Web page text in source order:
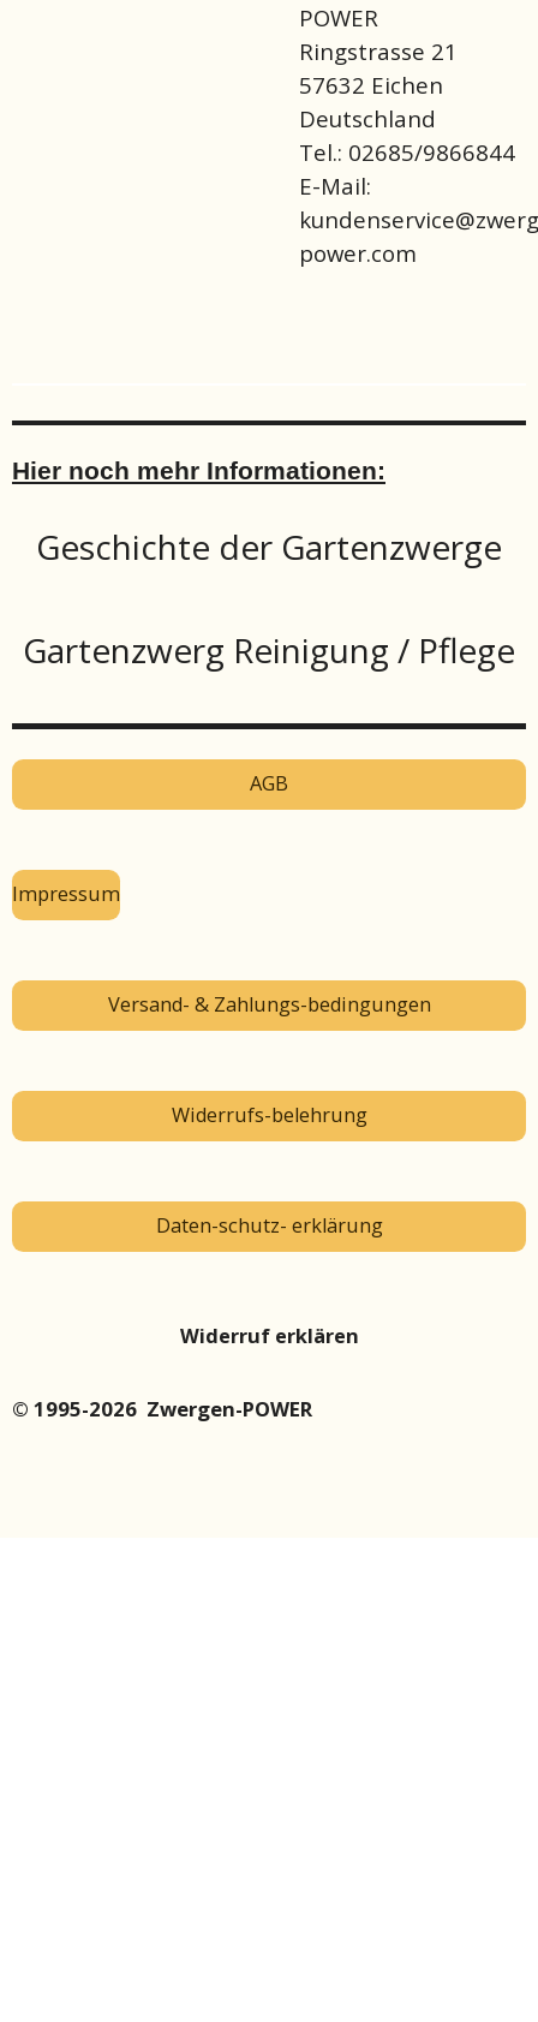
POWER
Ringstrasse 21
57632 Eichen
Deutschland
Tel.: 02685/9866844
E-Mail:
power.com
Hier noch mehr Informationen:
Geschichte der Gartenzwerge
Gartenzwerg Reinigung / Pflege
AGB
Impressum
Versand- & Zahlungs-bedingungen
Widerrufs-belehrung
Daten-schutz- erklärung
Widerruf erklären
© 1995-2026 Zwergen-POWER